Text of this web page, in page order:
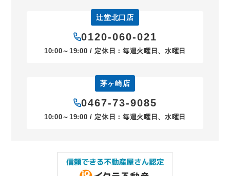
辻堂北口店
0120-060-021
10:00～19:00 / 定休日：毎週火曜日、水曜日
茅ヶ崎店
0467-73-9085
10:00～19:00 / 定休日：毎週火曜日、水曜日